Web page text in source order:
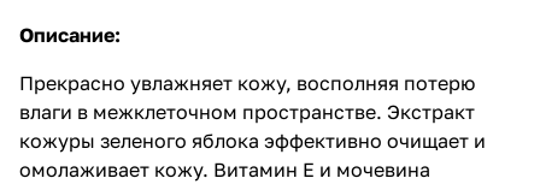
Описание:
Прекрасно увлажняет кожу, восполняя потерю
влаги в межклеточном пространстве. Экстракт
кожуры зеленого яблока эффективно очищает и
омолаживает кожу. Витамин Е и мочевина